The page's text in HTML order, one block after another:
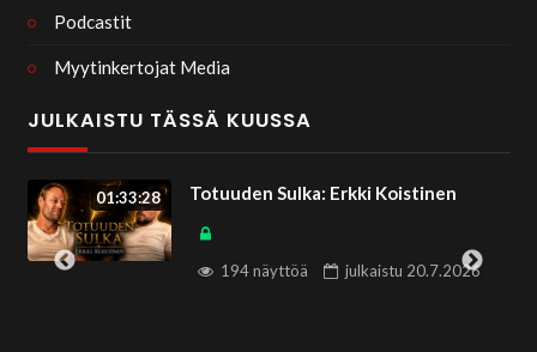
Podcastit
Myytinkertojat Media
JULKAISTU TÄSSÄ KUUSSA
01:33:28 Totuuden Sulka: Erkki Koistinen
194 näyttöä julkaistu 20.7.2026